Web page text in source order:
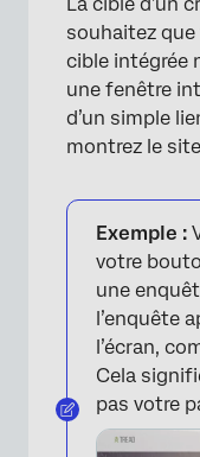
Ajout d’une
autonome
Élimination
FAQs
souhaitez que
cible intégrée
une fenêtre
d’un simple
montrez le
Exemple :
votre
une
l’enquête
l’écran,
Cela
pas votre